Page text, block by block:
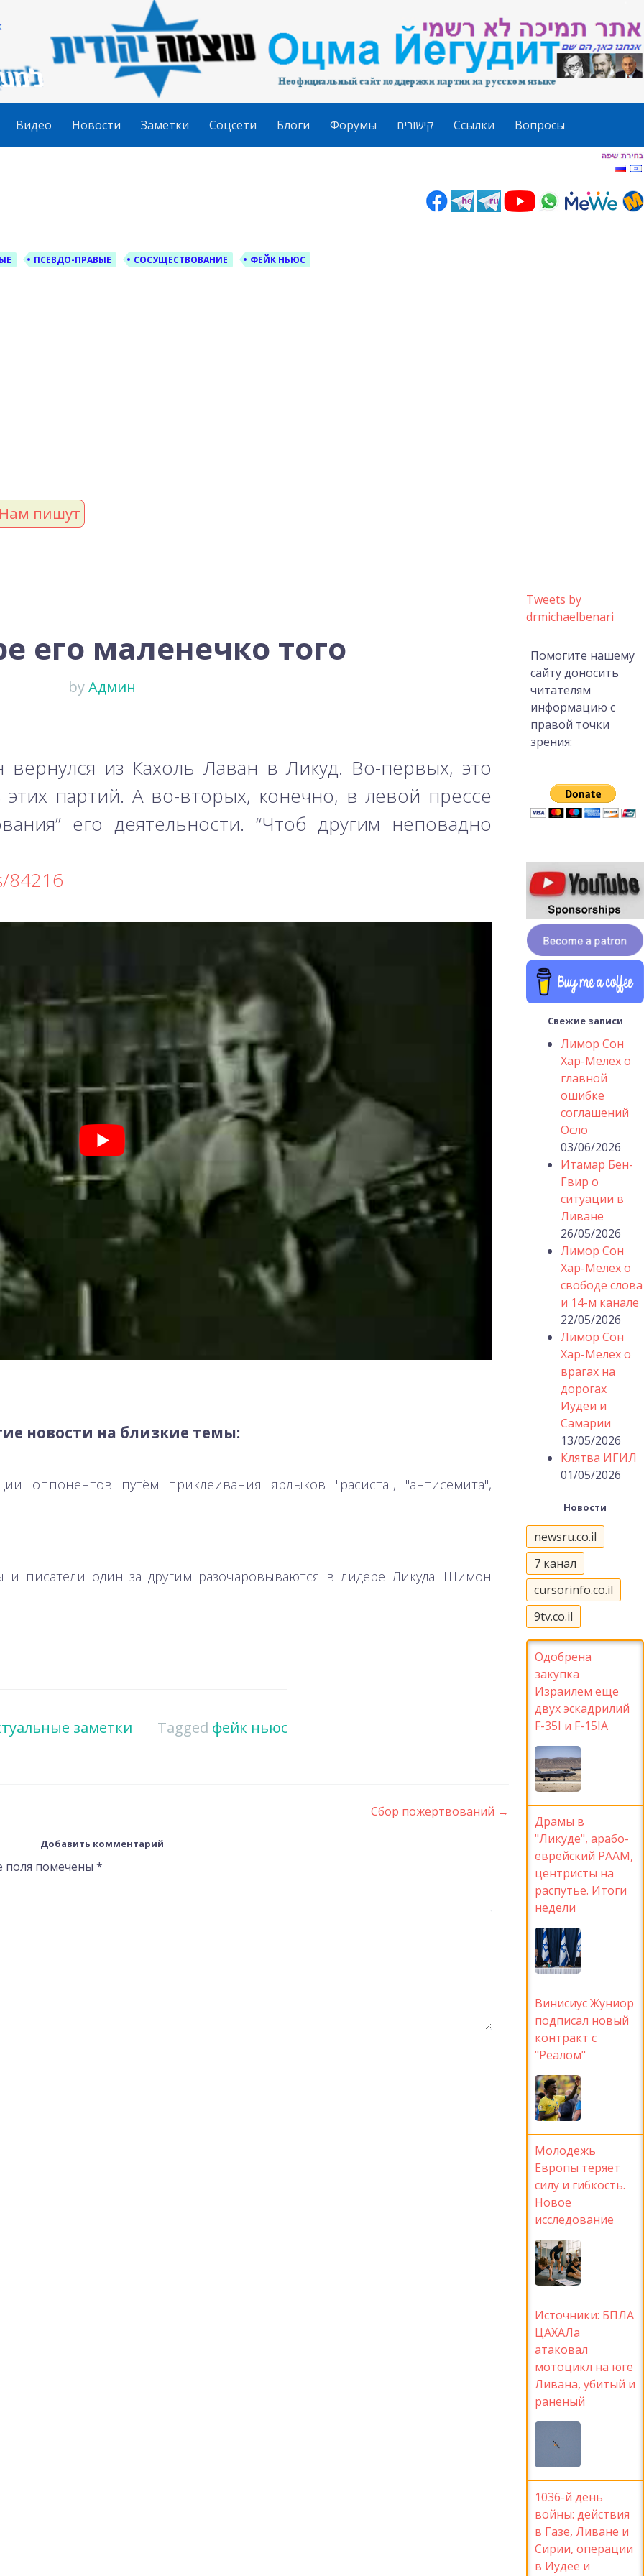
Видео Новости Заметки Соцсети Блоги Форумы קישורים Ссылки Вопросы
ПСЕВДО-ПРАВЫЕ СОСУЩЕСТВОВАНИЕ ФЕЙК НЬЮС
Нам пишут
его маленечко того
byАдмин
вернулся из Кахоль Лаван в Ликуд. Во-первых, это
партий. А во-вторых, конечно, в левой прессе
его деятельности. “Чтоб другим неповадно
84216
новости на близкие темы:
оппонентов путём приклеивания ярлыков "расиста", "антисемита",
и писатели один за другим разочаровываются в лидере Ликуда: Шимон
заметки Tagged фейк ньюс
Сбор пожертвований →
Добавить комментарий
поля помечены *
Tweets by
drmichaelbenari
Помогите нашему
сайту доносить
читателям
информацию с
правой точки
зрения:
Свежие записи
Лимор Сон
Хар-Мелех о
главной
ошибке
соглашений
Осло
03/06/2026
Итамар Бен-
Гвир о
ситуации в
Ливане
26/05/2026
Лимор Сон
Хар-Мелех о
свободе слова
и 14-м канале
22/05/2026
Лимор Сон
Хар-Мелех о
врагах на
дорогах
Иудеи и
Самарии
13/05/2026
Клятва ИГИЛ
01/05/2026
Новости
newsru.co.il
7 канал
cursorinfo.co.il
9tv.co.il
Одобрена
закупка
Израилем еще
двух эскадрилий
F-35I и F-15IA
Драмы в
"Ликуде", арабо-
еврейский РААМ,
центристы на
распутье. Итоги
недели
Винисиус Жуниор
подписал новый
контракт с
"Реалом"
Молодежь
Европы теряет
силу и гибкость.
Новое
исследование
Источники: БПЛА
ЦАХАЛа
атаковал
мотоцикл на юге
Ливана, убитый и
раненый
1036-й день
войны: действия
в Газе, Ливане и
Сирии, операции
в Иудее и